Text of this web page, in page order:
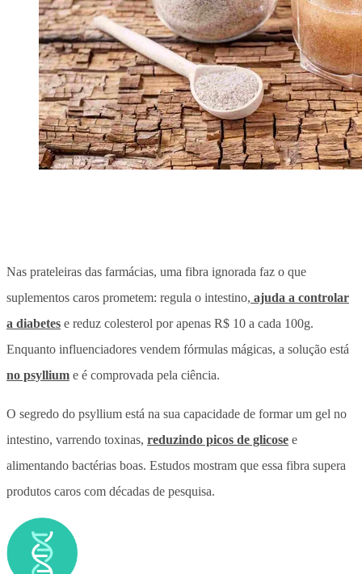
Nas prateleiras das farmácias, uma fibra ignorada faz o que
suplementos caros prometem: regula o intestino, ajuda a controlar
a diabetes e reduz colesterol por apenas R$ 10 a cada 100g.
Enquanto influenciadores vendem fórmulas mágicas, a solução está
no psyllium e é comprovada pela ciência.
O segredo do psyllium está na sua capacidade de formar um gel no
intestino, varrendo toxinas, reduzindo picos de glicose e
alimentando bactérias boas. Estudos mostram que essa fibra supera
produtos caros com décadas de pesquisa.